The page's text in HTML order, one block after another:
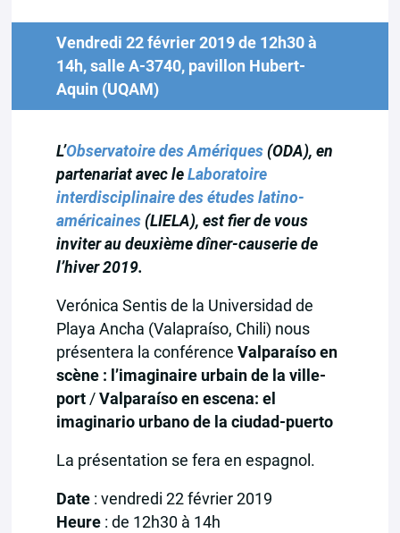
Vendredi 22 février 2019 de 12h30 à
14h, salle A-3740, pavillon Hubert-
Aquin (UQAM)
L’Observatoire des Amériques(ODA), en
partenariat avec le Laboratoire
interdisciplinaire des études latino-
américaines(LIELA), est fier de vous
inviter au deuxième dîner-causerie de
l’hiver 2019.
Verónica Sentis de la Universidad de
Playa Ancha (Valapraíso, Chili) nous
présentera la conférence Valparaíso en
scène : l’imaginaire urbain de la ville-
port/ Valparaíso en escena: el
imaginario urbano de la ciudad-puerto
La présentation se fera en espagnol.
Date: vendredi 22 février 2019
Heure: de 12h30 à 14h